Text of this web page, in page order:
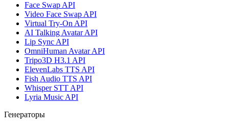
Face Swap API
Video Face Swap API
Virtual Try-On API
AI Talking Avatar API
Lip Sync API
OmniHuman Avatar API
Tripo3D H3.1 API
ElevenLabs TTS API
Fish Audio TTS API
Whisper STT API
Lyria Music API
Генераторы